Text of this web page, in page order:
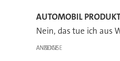
AUTOMOBIL
Nein, das tue ich aus
ANZEIGE